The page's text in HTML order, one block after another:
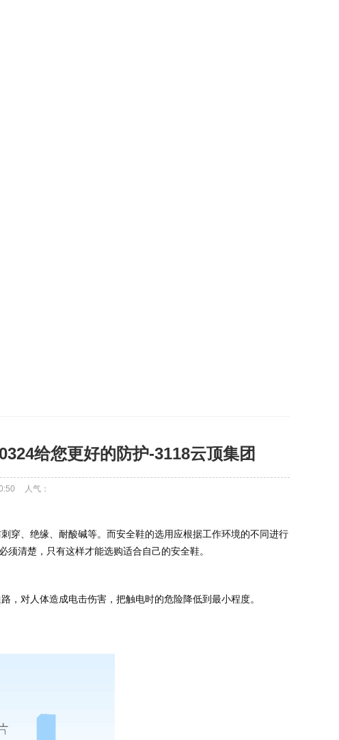
给您更好的防护-3118云顶集团
人气：
清楚，只有这样才能选购适合自己的安全鞋。
，对人体造成电击伤害，把触电时的危险降低到最小程度。